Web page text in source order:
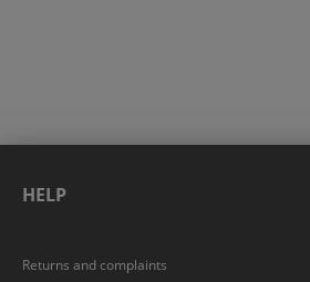
HELP
Returns and complaints